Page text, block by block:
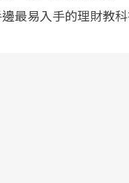
最易入手的理財教科